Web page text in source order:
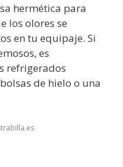
hermética para
los olores se
en tu equipaje. Si
es
refrigerados
de hielo o una